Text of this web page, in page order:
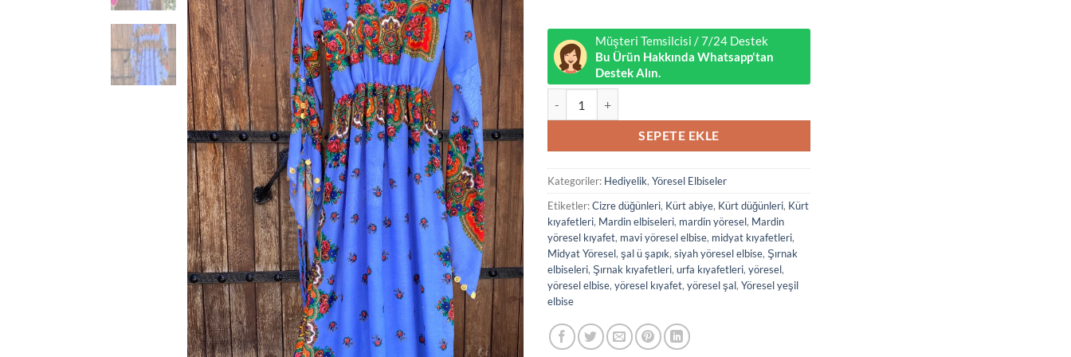
Müşteri Temsilcisi / 7/24 Destek
Bu Ürün Hakkında Whatsapp'tan
Destek Alın.
SEPETE EKLE
Kategoriler: Hediyelik, Yöresel Elbiseler
Etiketler:Cizre düğünleri, Kürt abiye, Kürt düğünleri, Kürt
kıyafetleri, Mardin elbiseleri, mardin yöresel, Mardin
yöresel kıyafet, mavi yöresel elbise, midyat kıyafetleri,
Midyat Yöresel, şal ü şapık, siyah yöresel elbise, Şırnak
elbiseleri, Şırnak kıyafetleri, urfa kıyafetleri, yöresel,
yöresel elbise, yöresel kıyafet, yöresel şal, Yöresel yeşil
elbise